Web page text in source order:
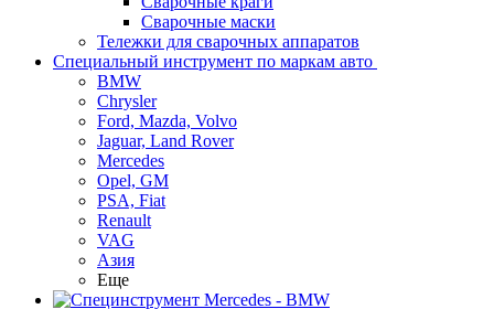
Сварочные маски
Тележки для сварочных аппаратов
Специальный инструмент по маркам авто
BMW
Chrysler
Ford, Mazda, Volvo
Jaguar, Land Rover
Mercedes
Opel, GM
PSA, Fiat
Renault
VAG
Азия
Еще